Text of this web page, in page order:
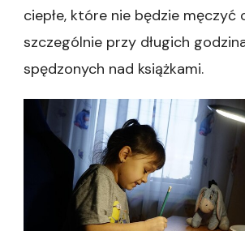
ciepłe, które nie będzie męczyć
szczególnie przy długich
spędzonych nad książkami.